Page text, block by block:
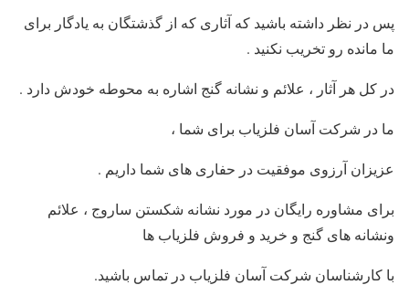
پس در نظر داشته باشید که آثاری که از گذشتگان به یادگار برای
ما مانده رو تخریب نکنید .
در کل هر آثار ، علائم و نشانه گنج اشاره به محوطه خودش دارد .
ما در شرکت آسان فلزیاب برای شما ،
عزیزان آرزوی موفقیت در حفاری های شما داریم .
برای مشاوره رایگان در مورد نشانه شکستن ساروج ، علائم
ونشانه های گنج و خرید و فروش فلزیاب ها
با کارشناسان شرکت آسان فلزیاب در تماس باشید.